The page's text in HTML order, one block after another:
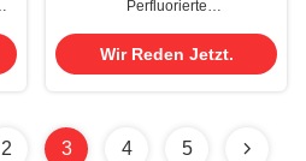
Perfluorierte
Novec 7300 CAS 132182-92-4
Wir Reden Jetzt.
2 3 4 5